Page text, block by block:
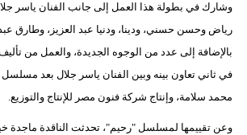
وشارك في بطولة هذا العمل إلى جانب الفنان ياسر
رياض وحسن حسني، ودينا، ودنيا عبد العزيز، وطارق
بالإضافة إلى عدد من الوجوه الجديدة، والعمل من
في ثاني تعاون بينه وبين الفنان ياسر جلال بعد
محمد سلامة، وإنتاج شركة فنون مصر للإنتاج والتوزيع.
وعن تقييمها لمسلسل "رحيم"، تحدثت الناقدة ماجدة